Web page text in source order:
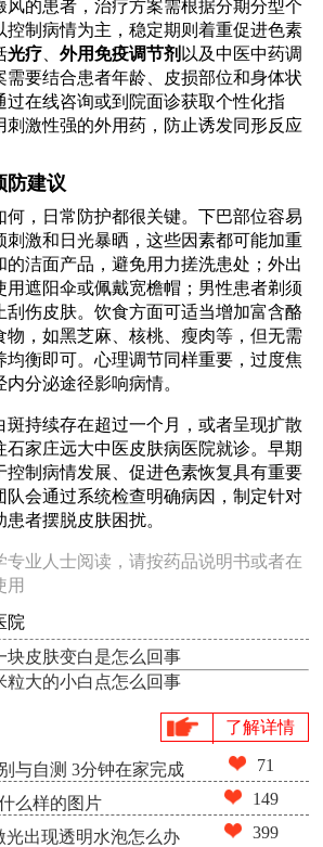
风的患者，治疗方案需根据分期分型个
控制病情为主，稳定期则着重促进色素
光疗 、外用免疫调节剂 以及中医中药调
需要结合患者年龄、皮损部位和身体状
过在线咨询或到院面诊获取个性化指
刺激性强的外用药，防止诱发同形反应
防建议
何，日常防护都很关键。下巴部位容易
刺激和日光暴晒，这些因素都可能加重
的洁面产品，避免用力搓洗患处；外出
用遮阳伞或佩戴宽檐帽；男性患者剃须
刮伤皮肤。饮食方面可适当增加富含酪
物，如黑芝麻、核桃、瘦肉等，但无需
均衡即可。心理调节同样重要，过度焦
分泌途径影响病情。
斑持续存在超过一个月，或者呈现扩散
石家庄远大中医皮肤病医院就诊。早期
控制病情发展、促进色素恢复具有重要
队会通过系统检查明确病因，制定针对
者摆脱皮肤困扰。
专业人士阅读，请按药品说明书或者在
用
院
块皮肤变白是怎么回事
粒大的小白点怎么回事
了解详情
与自测 3分钟在家完成
71
么样的图片 149
光出现透明水泡怎么办 399